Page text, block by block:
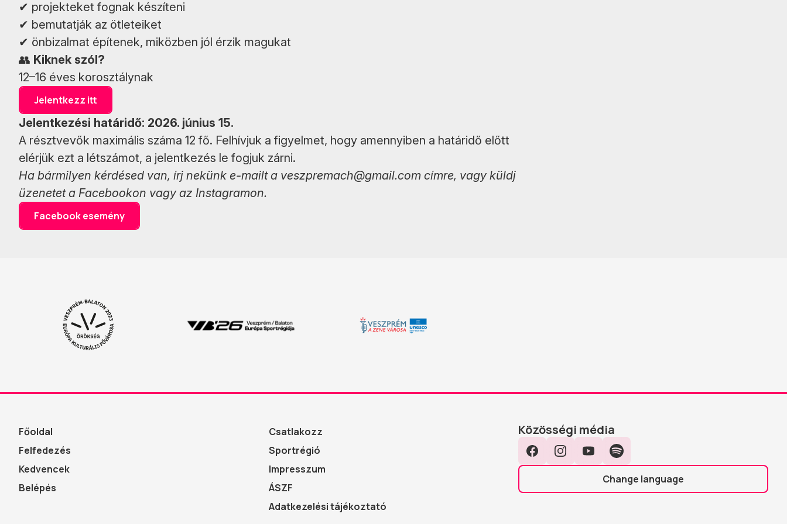
✔ projekteket fognak készíteni
✔ bemutatják az ötleteiket
✔ önbizalmat építenek, miközben jól érzik magukat
👥 Kiknek szól?
12–16 éves korosztálynak
Jelentkezz itt
Jelentkezési határidő: 2026. június 15.
A résztvevők maximális száma 12 fő. Felhívjuk a figyelmet, hogy amennyiben a határidő előtt
elérjük ezt a létszámot, a jelentkezés le fogjuk zárni.
Ha bármilyen kérdésed van, írj nekünk e-mailt a veszpremach@gmail.com címre, vagy küldj
üzenetet a Facebookon vagy az Instagramon.
Facebook esemény
Főoldal
Felfedezés
Kedvencek
Belépés
Csatlakozz
Sportrégió
Impresszum
ÁSZF
Adatkezelési tájékoztató
Közösségi média
Change language